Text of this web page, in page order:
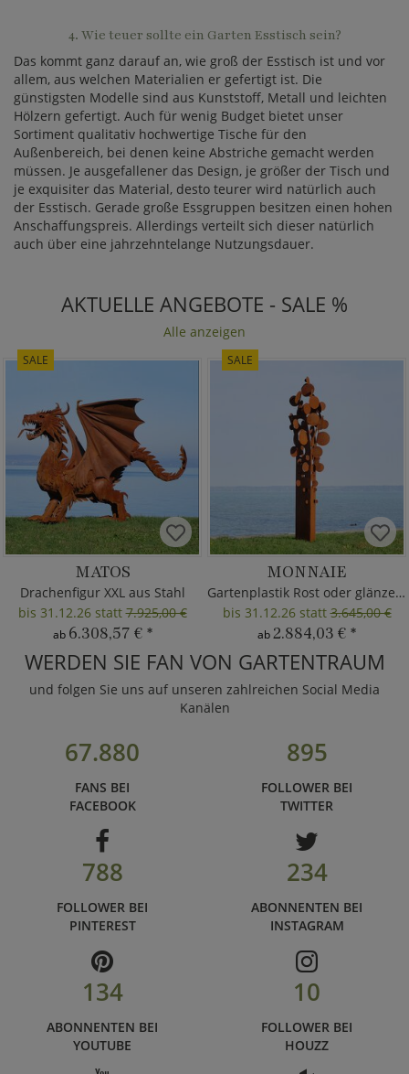
4. Wie teuer sollte ein Garten Esstisch sein?
Das kommt ganz darauf an, wie groß der Esstisch ist und vor
allem, aus welchen Materialien er gefertigt ist. Die
günstigsten Modelle sind aus Kunststoff, Metall und leichten
Hölzern gefertigt. Auch für wenig Budget bietet unser
Sortiment qualitativ hochwertige Tische für den
Außenbereich, bei denen keine Abstriche gemacht werden
müssen. Je ausgefallener das Design, je größer der Tisch und
je exquisiter das Material, desto teurer wird natürlich auch
der Esstisch. Gerade große Essgruppen besitzen einen hohen
Anschaffungspreis. Allerdings verteilt sich dieser natürlich
auch über eine jahrzehntelange Nutzungsdauer.
AKTUELLE ANGEBOTE - SALE %
Alle anzeigen
SALE
MATOS
Drachenfigur XXL aus Stahl
bis 31.12.26 statt7.925,00 €
ab 6.308,57 € *
SALE
MONNAIE
Gartenplastik Rost oder glänzend
bis 31.12.26 statt3.645,00 €
ab2.884,03 € *
WERDEN SIE FAN VON GARTENTRAUM
und folgen Sie uns auf unseren zahlreichen Social Media
Kanälen
67.880
FANS BEI
FACEBOOK
895
FOLLOWER BEI
TWITTER
788
FOLLOWER BEI
PINTEREST
234
ABONNENTEN BEI
INSTAGRAM
134
ABONNENTEN BEI
YOUTUBE
10
FOLLOWER BEI
HOUZZ